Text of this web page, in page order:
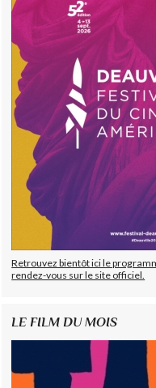
Retrouvez bientôt ici le
rendez-vous sur le site officiel.
LE FILM DU MOIS